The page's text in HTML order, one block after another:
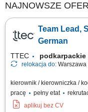
NAJNOWSZE
Team Lead,
German
TTEC podkarpackie
relokacja do: Warszawa
kierownik / kierowniczka /
pracę
pełny etat
aplikuj bez CV